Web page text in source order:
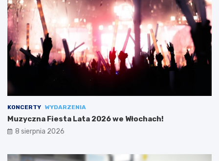
KONCERTY WYDARZENIA
Muzyczna Fiesta Lata 2026 we Włochach!
8 sierpnia 2026